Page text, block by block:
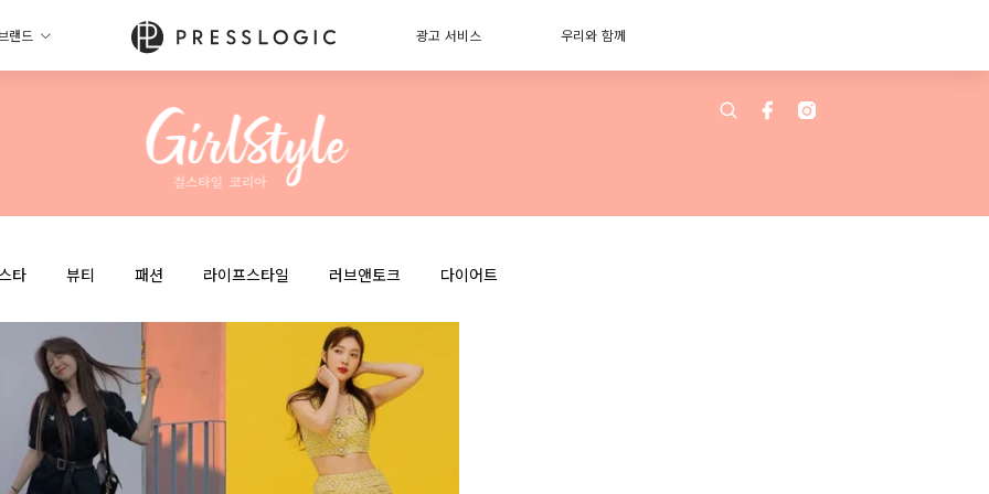
랜드 광고 서비스 우리와 함께
타 뷰티 패션 라이프스타일 러브앤토크 다이어트